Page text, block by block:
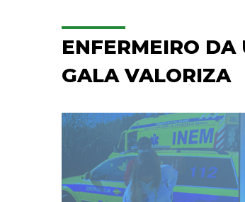
ENFERMEIRO DA
GALA VALORIZA